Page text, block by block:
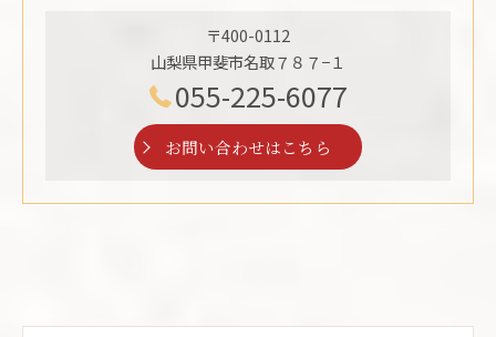
〒400-0112
山梨県甲斐市名取７８７−１
055-225-6077
お問い合わせはこちら